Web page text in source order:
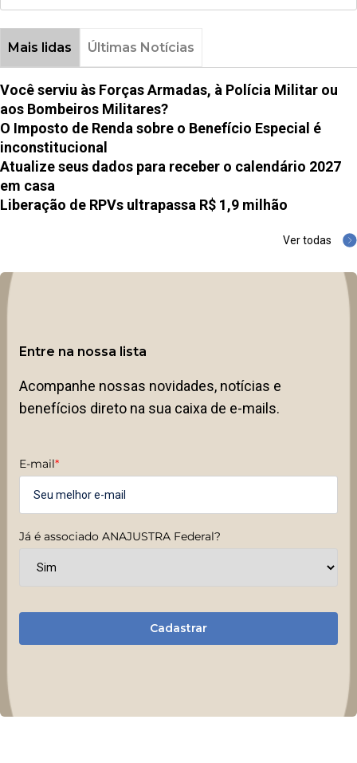
Mais lidas Últimas Notícias
Você serviu às Forças Armadas, à Polícia Militar ou
aos Bombeiros Militares?
O Imposto de Renda sobre o Benefício Especial é
inconstitucional
Atualize seus dados para receber o calendário 2027
em casa
Liberação de RPVs ultrapassa R$ 1,9 milhão
Ver todas
Entre na nossa lista
Acompanhe nossas novidades, notícias e
benefícios direto na sua caixa de e-mails.
E-mail*
Já é associado ANAJUSTRA Federal?
Cadastrar